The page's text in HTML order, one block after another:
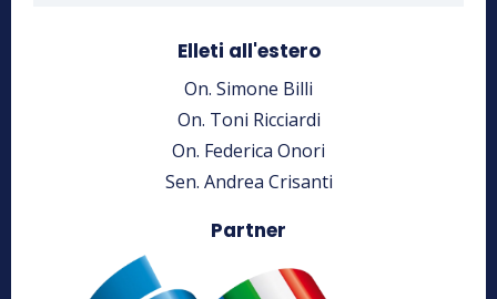
Elleti all'estero
On. Simone Billi
On. Toni Ricciardi
On. Federica Onori
Sen. Andrea Crisanti
Partner